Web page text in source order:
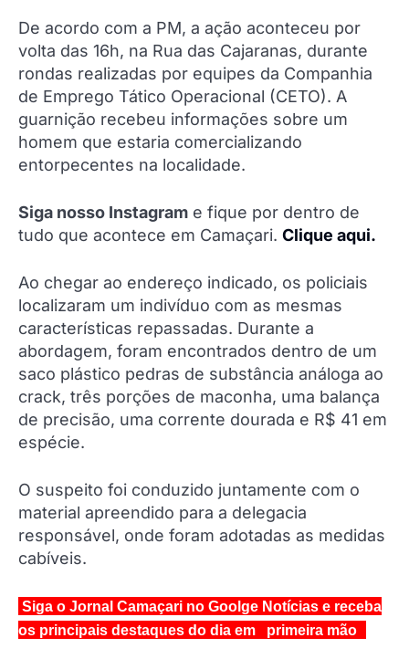
De acordo com a PM, a ação aconteceu por
volta das 16h, na Rua das Cajaranas, durante
rondas realizadas por equipes da Companhia
de Emprego Tático Operacional (CETO). A
guarnição recebeu informações sobre um
homem que estaria comercializando
entorpecentes na localidade.
Siga nosso Instagram e fique por dentro de
tudo que acontece em Camaçari. Clique aqui.
Ao chegar ao endereço indicado, os policiais
localizaram um indivíduo com as mesmas
características repassadas. Durante a
abordagem, foram encontrados dentro de um
saco plástico pedras de substância análoga ao
crack, três porções de maconha, uma balança
de precisão, uma corrente dourada e R$ 41 em
espécie.
O suspeito foi conduzido juntamente com o
material apreendido para a delegacia
responsável, onde foram adotadas as medidas
cabíveis.
Siga o Jornal Camaçari no Goolge Notícias e receba
os principais destaques do dia em primeira mão